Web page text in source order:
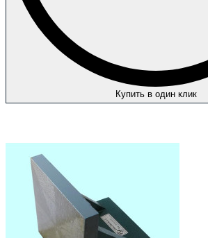
Купить в один клик